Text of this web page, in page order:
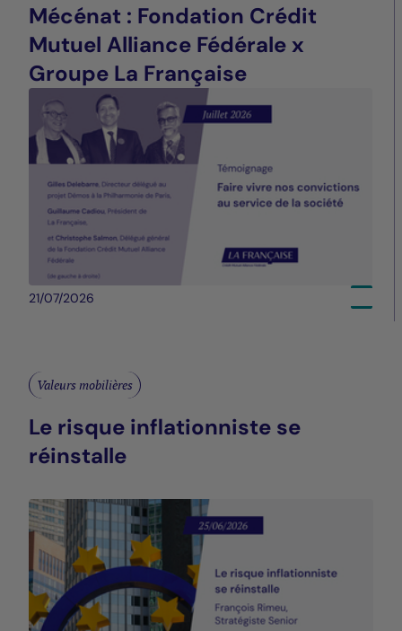
Mécénat : Fondation Crédit
Mutuel Alliance Fédérale x
Groupe La Française
21/07/2026
Valeurs mobilières
Le risque inflationniste se
réinstalle